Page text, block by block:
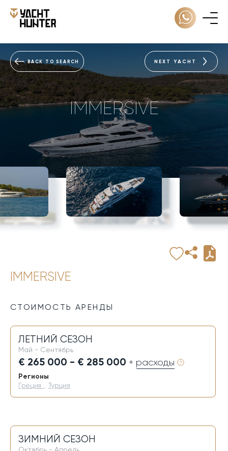
BACK TO SEARCH NEXT YACHT
IMMERSIVE
IMMERSIVE
СТОИМОСТЬ АРЕНДЫ
ЛЕТНИЙ СЕЗОН
Май - Сентябрь
€ 265 000 - € 285 000 + расходы
Регионы
Греция Турция
ЗИМНИЙ СЕЗОН